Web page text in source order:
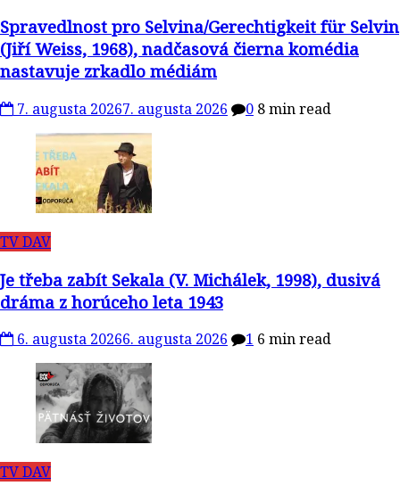
Spravedlnost pro Selvina/Gerechtigkeit für Selvin
(Jiří Weiss, 1968), nadčasová čierna komédia
nastavuje zrkadlo médiám
7. augusta 20267. augusta 2026 0 8 min read
TV DAV
Je třeba zabít Sekala (V. Michálek, 1998), dusivá
dráma z horúceho leta 1943
6. augusta 20266. augusta 2026 1 6 min read
TV DAV